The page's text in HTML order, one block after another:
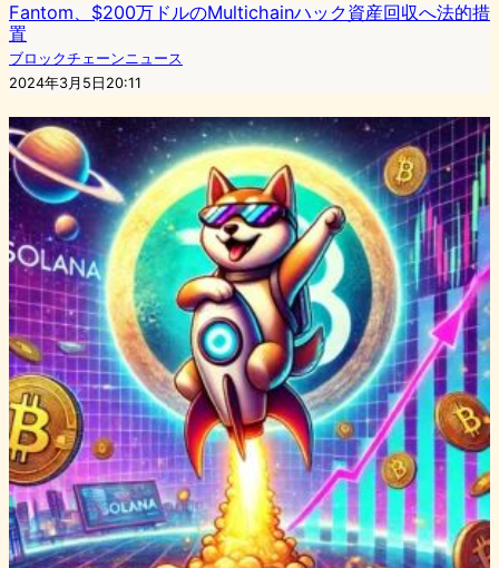
Fantom、$200万ドルのMultichainハック資産回収へ法的措
置
ブロックチェーンニュース
2024年3月5日20:11